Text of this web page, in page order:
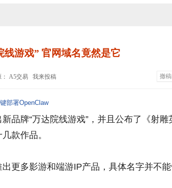
线游戏” 官网域名竟然是它
： A5交易 我来投稿 撤
部署OpenClaw
品牌“万达院线游戏”，并且公布了《射雕
款作品。
更多影游和端游IP产品，具体名字并不